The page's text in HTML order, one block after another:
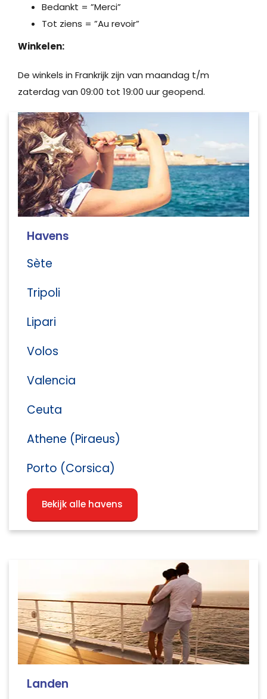
Bedankt = ”Merci”
Tot ziens = ”Au revoir”
Winkelen:
De winkels in Frankrijk zijn van maandag t/m
zaterdag van 09:00 tot 19:00 uur geopend.
Havens
Sète
Tripoli
Lipari
Volos
Valencia
Ceuta
Athene (Piraeus)
Porto (Corsica)
Bekijk alle havens
Landen